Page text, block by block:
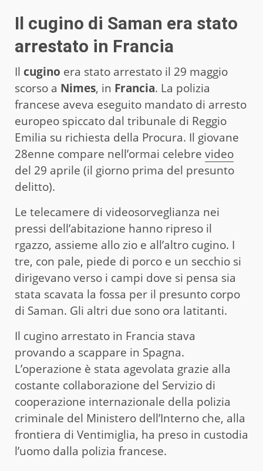
Il cugino di Saman era stato
arrestato in Francia
Il cugino era stato arrestato il 29 maggio
scorso a Nimes, in Francia. La polizia
francese aveva eseguito mandato di arresto
europeo spiccato dal tribunale di Reggio
Emilia su richiesta della Procura. Il giovane
28enne compare nell’ormai celebre video
del 29 aprile (il giorno prima del presunto
delitto).
Le telecamere di videosorveglianza nei
pressi dell’abitazione hanno ripreso il
rgazzo, assieme allo zio e all’altro cugino. I
tre, con pale, piede di porco e un secchio si
dirigevano verso i campi dove si pensa sia
stata scavata la fossa per il presunto corpo
di Saman. Gli altri due sono ora latitanti.
Il cugino arrestato in Francia stava
provando a scappare in Spagna.
L’operazione è stata agevolata grazie alla
costante collaborazione del Servizio di
cooperazione internazionale della polizia
criminale del Ministero dell’Interno che, alla
frontiera di Ventimiglia, ha preso in custodia
l’uomo dalla polizia francese.